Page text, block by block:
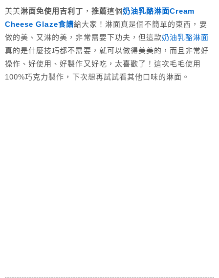
美美淋面免使用吉利丁 ， 推薦這個奶油乳酪淋面Cream
Cheese Glaze食譜給大家！淋面真是個不簡單的東西，要
做的美、又淋的美，非常需要下功夫，但這款奶油乳酪淋面
真的是什麼技巧都不需要，就可以做得美美的，而且非常好
操作、好使用、好製作又好吃，太喜歡了！這次毛毛使用
100%巧克力製作，下次想再試試看其他口味的淋面。